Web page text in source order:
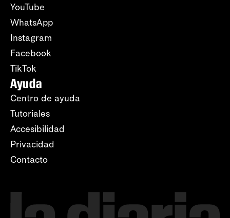
YouTube
WhatsApp
Instagram
Facebook
TikTok
Ayuda
Centro de ayuda
Tutoriales
Accesibilidad
Privacidad
Contacto